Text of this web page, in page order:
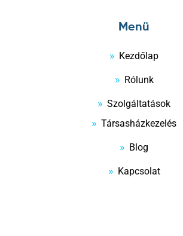
Menü
Kezdőlap
Rólunk
Szolgáltatások
Társasházkezelés
Blog
Kapcsolat